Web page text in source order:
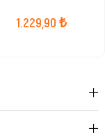
1.229,90 ₺